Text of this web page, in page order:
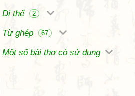
Dị thể 2
Từ ghép 67
Một số bài thơ có sử dụng